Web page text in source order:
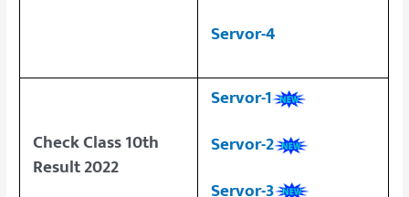
Servor-4
Check Class 10th
Result 2022
Servor-1
Servor-2
Servor-3